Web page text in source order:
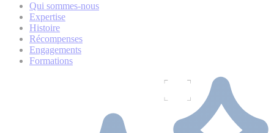
Qui sommes-nous
Expertise
Histoire
Récompenses
Engagements
Formations